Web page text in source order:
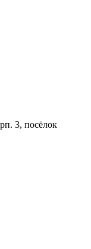
3, посёлок